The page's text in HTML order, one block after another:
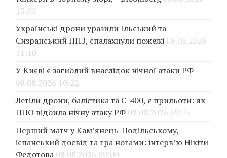
13:05
Українські дрони уразили Ільський та
Сизранський НПЗ, спалахнули пожежі 08.08.2026
11:10
У Києві є загиблий внаслідок нічної атаки РФ
08.08.2026 10:22
Летіли дрони, балістика та С-400, є прильоти: як
ППО відбила нічну атаку РФ 08.08.2026 09:27
Перший матч у Кам’янець-Подільському,
іспанський досвід та гра ногами: інтерв’ю Нікіти
Федотова 08.08.2026 09:00